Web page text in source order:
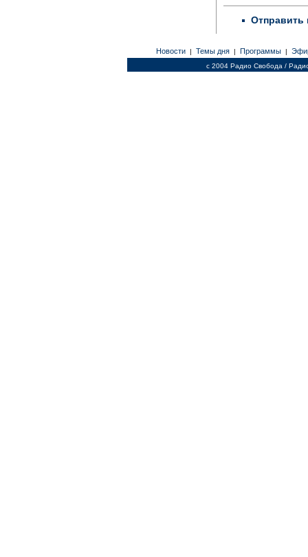
Отправить
Новости | Темы дня | Программы |
c 2004 Радио Свобода /